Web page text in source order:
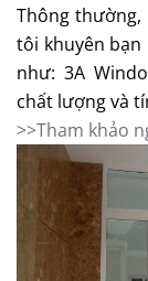
Thông
tôi khuyên bạn
như: 3A
chất lượng và
>>Tham khảo